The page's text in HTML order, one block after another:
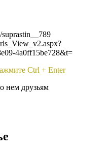
4a0ff15be728&t=
Ctrl + Enter
нем друзьям